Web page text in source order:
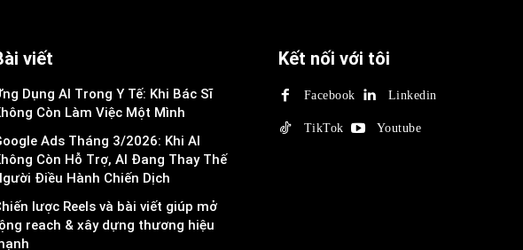
viết
Dụng AI Trong Y Tế: Khi Bác Sĩ
Còn Làm Việc Một Mình
Ads Tháng 3/2026: Khi AI
Còn Hỗ Trợ, AI Đang Thay Thế
Điều Hành Chiến Dịch
lược Reels và bài viết giúp mở
reach & xây dựng thương hiệu
Kết nối với tôi
Facebook Linkedin
TikTok Youtube